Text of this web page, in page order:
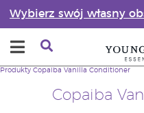
Wybierz swój własny
Copaiba
Produkty Copaiba Vanilla Conditioner